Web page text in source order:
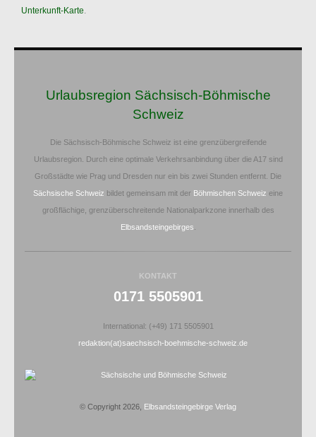
Unterkunft-Karte.
Urlaubsregion Sächsisch-Böhmische
Schweiz
Die Sächsisch-Böhmische Schweiz ist eine grenzübergreifende
Urlaubsregion. Durch eine optimale Verkehrsanbindung über die A17 sind
Großstädte wie Prag und Dresden nur ein bis zwei Stunden entfernt. Die
Sächsische Schweiz bildet gemeinsam mit der Böhmischen Schweiz eine
großflächige, grenzüberschreitende Nationalparkzone innerhalb des
Elbsandsteingebirges
KONTAKT
0171 5505901
International: (+49) 171 5505901
redaktion(at)saechsisch-boehmische-schweiz.de
© Copyright 2026, Elbsandsteingebirge Verlag